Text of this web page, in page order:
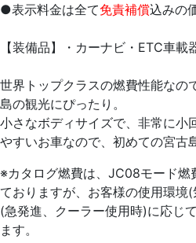
●表示料金は全て免責補償込みの
【装備品】・カーナビ・ETC車載
世界トップクラスの燃費性能なの
島の観光にぴったり。
小さなボディサイズで、非常に小
やすいお車なので、初めての宮古
※カタログ燃費は、JC08モード
ておりますが、お客様の使用環境
(急発進、クーラー使用時)に応じ
ます。